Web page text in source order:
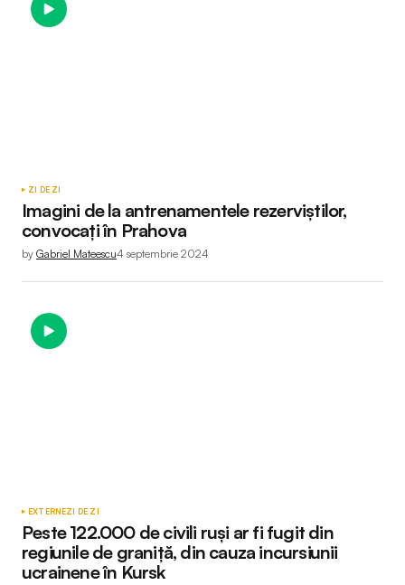
ZI DE ZI
Imagini de la antrenamentele rezerviștilor,
convocați în Prahova
by Gabriel Mateescu4 septembrie 2024
EXTERNEZI DE ZI
Peste 122.000 de civili ruși ar fi fugit din
regiunile de graniță, din cauza incursiunii
ucrainene în Kursk